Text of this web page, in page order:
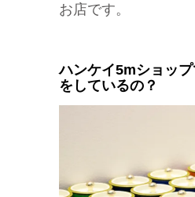
お店です。
ハンケイ5mショッ
をしているの？